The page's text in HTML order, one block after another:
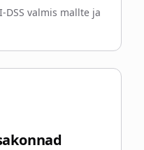
DSS valmis mallte ja